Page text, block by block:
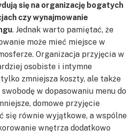
się na organizację bogatych
czy wynajmowanie
. Jednak warto pamiętać, że
może mieć miejsce w
Organizacja przyjęcia w
osobiste i intymne
zmniejsza koszty, ale także
w dopasowaniu menu do
domowe przyjęcie
się równie wyjątkowe, a wspólne
wnętrza dodatkowo